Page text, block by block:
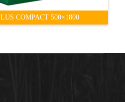
COMPACT 500×1800